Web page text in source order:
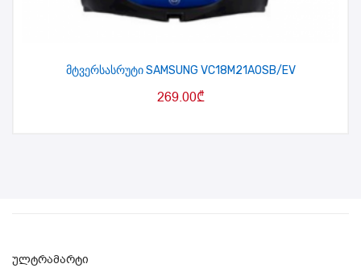
მტვერსასრუტი SAMSUNG VC18M21A0SB/EV
269.00₾
ულტრამარტი